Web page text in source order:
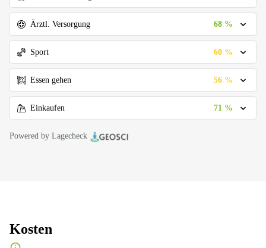
Ärztl. Versorgung 68 %
Sport 60 %
Essen gehen 56 %
Einkaufen 71 %
Powered by Lagecheck
Kosten